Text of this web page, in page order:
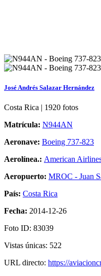
José Andrés Salazar Hernández
Costa Rica | 1920 fotos
Matrícula: N944AN
Aeronave: Boeing 737-823
Aerolínea.: American
Aeropuerto: MROC - Juan
País: Costa Rica
Fecha: 2014-12-26
Foto ID: 83039
Vistas únicas: 522
URL directo: https://